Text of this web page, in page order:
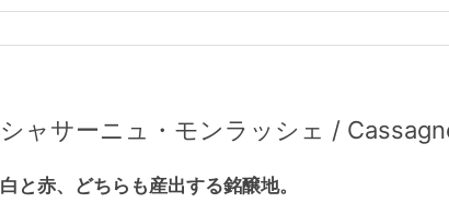
シャサーニュ・モンラッシェ /
白と赤、どちらも産出する銘醸地。